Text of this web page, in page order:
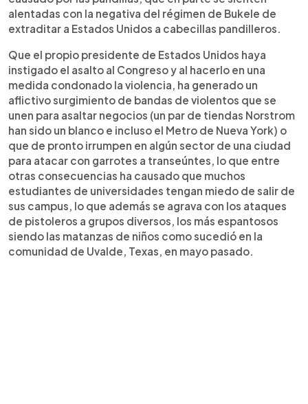
alentadas con la negativa del régimen de Bukele de
extraditar a Estados Unidos a cabecillas pandilleros.
Que el propio presidente de Estados Unidos haya
instigado el asalto al Congreso y al hacerlo en una
medida condonado la violencia, ha generado un
aflictivo surgimiento de bandas de violentos que se
unen para asaltar negocios (un par de tiendas Norstrom
han sido un blanco e incluso el Metro de Nueva York) o
que de pronto irrumpen en algún sector de una ciudad
para atacar con garrotes a transeúntes, lo que entre
otras consecuencias ha causado que muchos
estudiantes de universidades tengan miedo de salir de
sus campus, lo que además se agrava con los ataques
de pistoleros a grupos diversos, los más espantosos
siendo las matanzas de niños como sucedió en la
comunidad de Uvalde, Texas, en mayo pasado.